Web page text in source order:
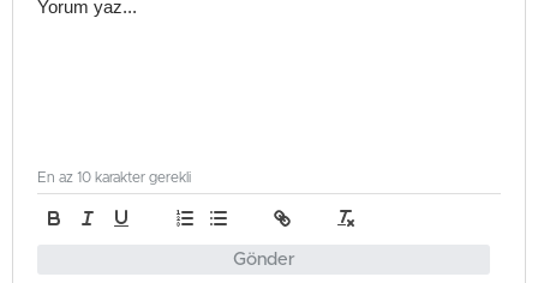
Gönder
En az 10 karakter gerekli